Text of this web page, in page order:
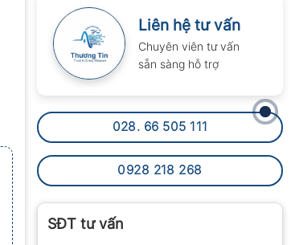
Liên hệ tư vấn
Chuyên viên tư vấn
sẵn sàng hỗ trợ
028. 66 505 111
0928 218 268
SĐT tư vấn